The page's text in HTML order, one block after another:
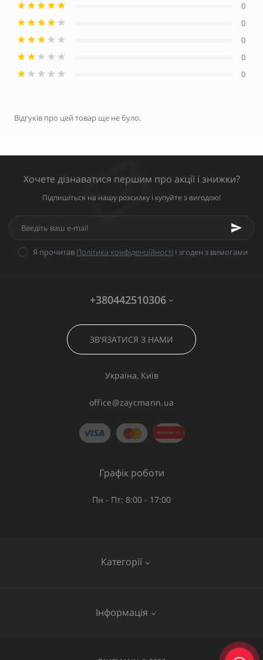
0
0
0
0
0
Відгуків про цей товар ще не було.
Хочете дізнаватися першим про акції і знижки?
Підпишіться на нашу розсилку і купуйте з вигодою!
Я прочитав Політика конфіденційності і згоден з вимогами
+380442510306
ЗВ'ЯЗАТИСЯ З НАМИ
Україна, Київ
office@zaycmann.ua
Категорії
Інформація
Послуги
Графік роботи
Пн - Пт: 8:00 - 17:00